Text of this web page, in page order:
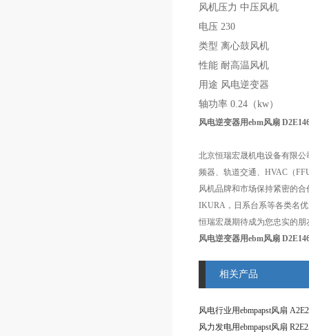
风机压力 中压风机
电压 230
类型 离心鼓风机
性能 耐高温风机
用途 风电逆变器
轴功率 0.24（kw）
风电逆变器用ebm风扇
北京恒瑞宏晟机电设备有限
频器、轨道交通、HVAC（
风机品牌和市场保持紧密的合
IKURA，日系台系等各类名
恒瑞宏晟期待成为您忠实的
风电逆变器用ebm风扇
相关产品